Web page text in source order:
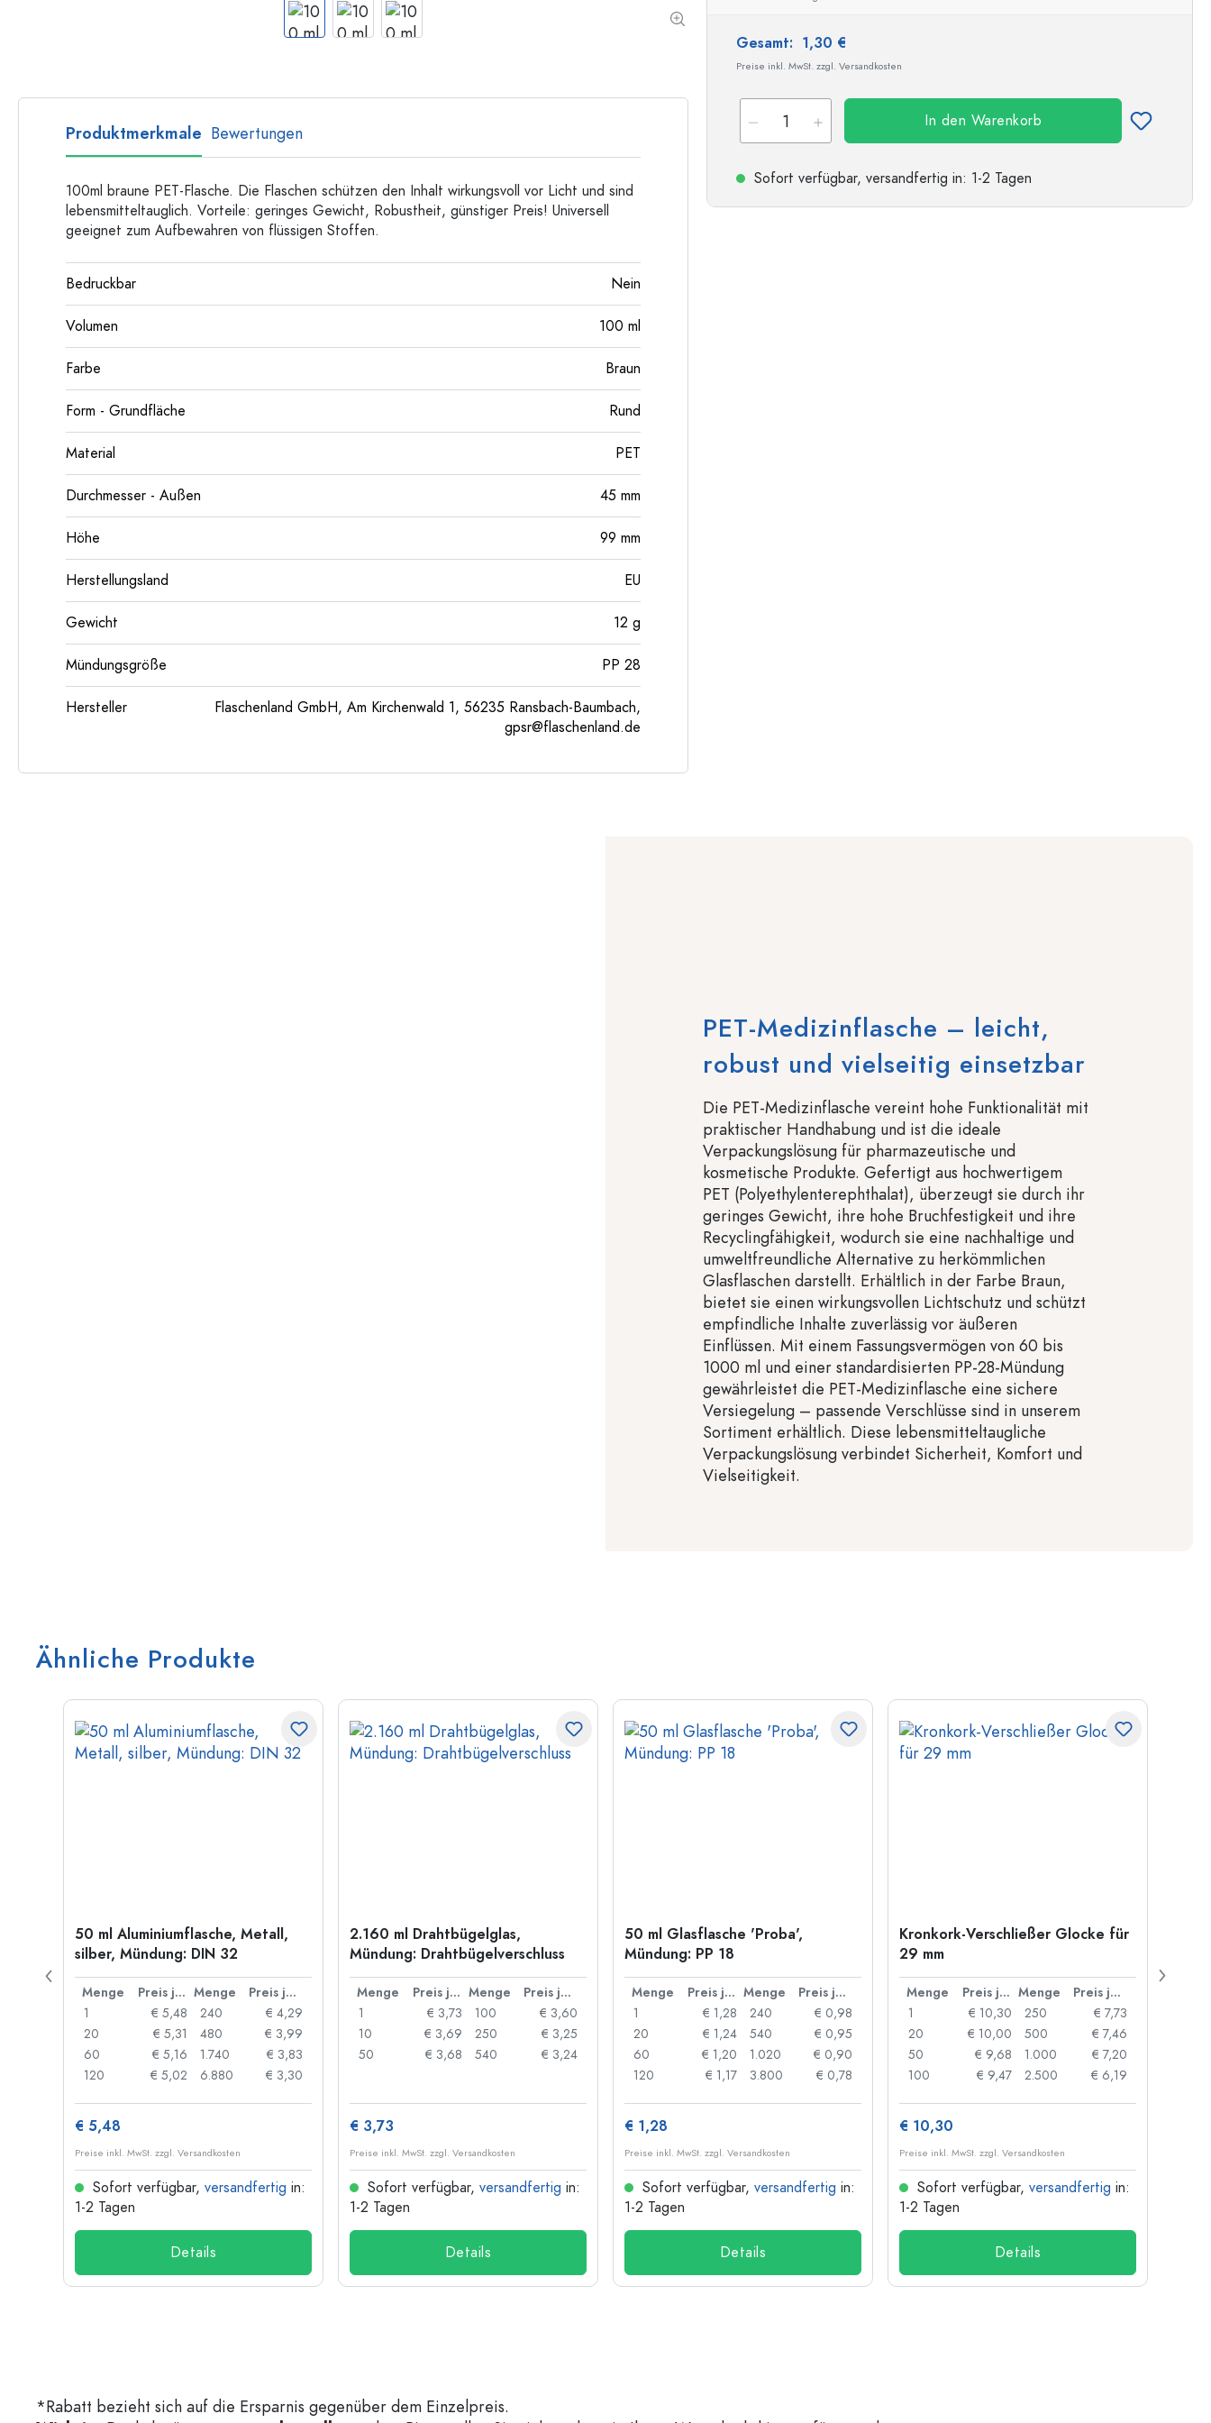
Langhalsflaschen
Mehrkantflaschen
Kunststoffflaschen
Gesamt: 1,30 €
Preise inkl. MwSt. zzgl. Versandkosten
In den Warenkorb
Sofort verfügbar, versandfertig in: 1-2 Tagen
Produktmerkmale Bewertungen
100ml braune PET-Flasche. Die Flaschen schützen den Inhalt wirkungsvoll vor Licht und sind
lebensmitteltauglich. Vorteile: geringes Gewicht, Robustheit, günstiger Preis! Universell
geeignet zum Aufbewahren von flüssigen Stoffen.
Bedruckbar Nein
Volumen 100 ml
Farbe Braun
Form - Grundfläche Rund
Material PET
Durchmesser - Außen 45 mm
Höhe 99 mm
Herstellungsland EU
Gewicht 12 g
Mündungsgröße PP 28
Hersteller
Flaschenland GmbH, Am Kirchenwald 1, 56235 Ransbach-Baumbach,
gpsr@flaschenland.de
PET-Medizinflasche – leicht,
robust und vielseitig einsetzbar
Die PET-Medizinflasche vereint hohe Funktionalität mit
praktischer Handhabung und ist die ideale
Verpackungslösung für pharmazeutische und
kosmetische Produkte. Gefertigt aus hochwertigem
PET (Polyethylenterephthalat), überzeugt sie durch ihr
geringes Gewicht, ihre hohe Bruchfestigkeit und ihre
Recyclingfähigkeit, wodurch sie eine nachhaltige und
umweltfreundliche Alternative zu herkömmlichen
Glasflaschen darstellt. Erhältlich in der Farbe Braun,
bietet sie einen wirkungsvollen Lichtschutz und schützt
empfindliche Inhalte zuverlässig vor äußeren
Einflüssen. Mit einem Fassungsvermögen von 60 bis
1000 ml und einer standardisierten PP-28-Mündung
gewährleistet die PET-Medizinflasche eine sichere
Versiegelung – passende Verschlüsse sind in unserem
Sortiment erhältlich. Diese lebensmitteltaugliche
Verpackungslösung verbindet Sicherheit, Komfort und
Vielseitigkeit.
Ähnliche Produkte
50 ml Aluminiumflasche, Metall,
silber, Mündung: DIN 32
Menge Preis je Stück Menge
Preis je Stück
1
€ 5,48
20
€ 5,31
60
€ 5,16
120
€ 5,02
240
€ 4,29
480
€ 3,99
1.740
€ 3,83
6.880
€ 3,30
€ 5,48
Preise inkl. MwSt. zzgl. Versandkosten
Sofort verfügbar, versandfertig in:
1-2 Tagen
Details
2.160 ml Drahtbügelglas,
Mündung: Drahtbügelverschluss
Menge Preis je Stück Menge
Preis je Stück
1
€ 3,73
10
€ 3,69
50
€ 3,68
100
€ 3,60
250
€ 3,25
540
€ 3,24
€ 3,73
Preise inkl. MwSt. zzgl. Versandkosten
Sofort verfügbar, versandfertig in:
1-2 Tagen
Details
50 ml Glasflasche 'Proba',
Mündung: PP 18
Menge Preis je Stück Menge
Preis je Stück
1
€ 1,28
20
€ 1,24
60
€ 1,20
120
€ 1,17
240
€ 0,98
540
€ 0,95
1.020
€ 0,90
3.800
€ 0,78
€ 1,28
Preise inkl. MwSt. zzgl. Versandkosten
Sofort verfügbar, versandfertig in:
1-2 Tagen
Details
Kronkork-Verschließer Glocke für
29 mm
Menge Preis je Stück Menge
Preis je Stück
1
€ 10,30
20
€ 10,00
50
€ 9,68
100
€ 9,47
250
€ 7,73
500
€ 7,46
1.000
€ 7,20
2.500
€ 6,19
€ 10,30
Preise inkl. MwSt. zzgl. Versandkosten
Sofort verfügbar, versandfertig in:
1-2 Tagen
Details
*Rabatt bezieht sich auf die Ersparnis gegenüber dem Einzelpreis.